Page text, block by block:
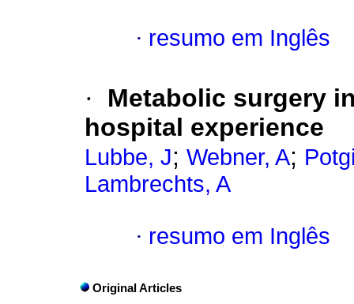
· resumo em Inglês
·
Metabolic surgery
hospital experience
Lubbe, J; Webner, A;
Lambrechts, A
· resumo em Inglês
Original Articles